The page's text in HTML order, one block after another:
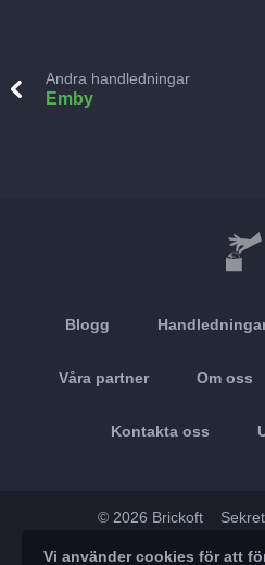
Andra handledningar
Emby
Blogg
Våra partner Om oss
Kontakta oss
© 2026 Brickoft
Vi använder cookies för att